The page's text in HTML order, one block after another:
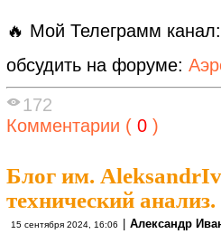
🔥 Мой Телеграмм
обсудить на форуме:
172
Комментарии ( 0 )
Блог им.
технический анализ.
15 сентября 2024, 16:06 Александр